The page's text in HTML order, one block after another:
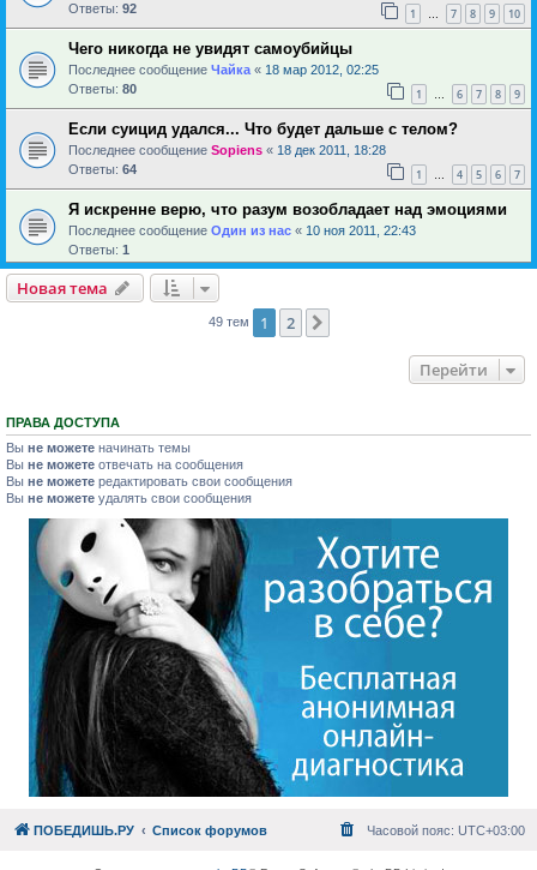
Ответы: 92 1 … 7 8 9 10
Чего никогда не увидят самоубийцы
Последнее сообщение Чайка « 18 мар 2012, 02:25
Ответы: 80 1 … 6 7 8 9
Если суицид удался... Что будет дальше с телом?
Последнее сообщение Sopiens « 18 дек 2011, 18:28
Ответы: 64 1 … 4 5 6 7
Я искренне верю, что разум возобладает над эмоциями
Последнее сообщение Один из нас « 10 ноя 2011, 22:43
Ответы: 1
Новая тема
49 тем 1 2
Перейти
ПРАВА ДОСТУПА
Вы не можете начинать темы
Вы не можете отвечать на сообщения
Вы не можете редактировать свои сообщения
Вы не можете удалять свои сообщения
ПОБЕДИШЬ.РУ Список форумов Часовой пояс: UTC+03:00